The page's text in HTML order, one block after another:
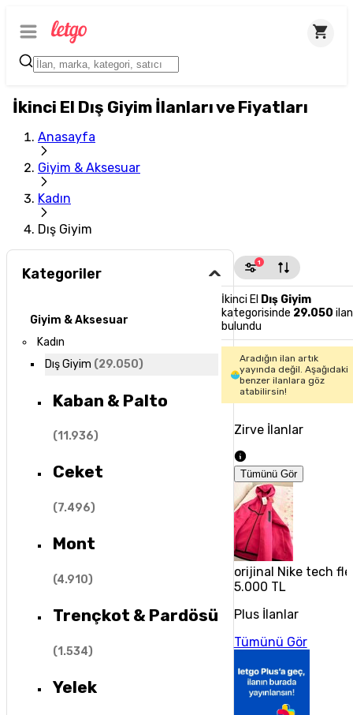
İkinci El Dış Giyim İlanları ve Fiyatları
Anasayfa
Giyim & Aksesuar
Kadın
Dış Giyim
Kategoriler
Giyim & Aksesuar
Kadın
Dış Giyim (29.050)
Kaban & Palto
(11.936)
Ceket
(7.496)
Mont
(4.910)
Trençkot & Pardösü
(1.534)
Yelek
1
İkinci El Dış Giyim
kategorisinde 29.050 ilan
bulundu
Aradığın ilan artık
yayında değil. Aşağıdaki
benzer ilanlara göz
atabilirsin!
Zirve İlanlar
Tümünü Gör
orijinal Nike tech
5.000 TL
Plus İlanlar
Tümünü Gör